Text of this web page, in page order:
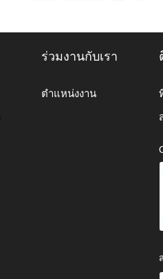
ร่วมงานกับเรา
ตำแหน่งงาน